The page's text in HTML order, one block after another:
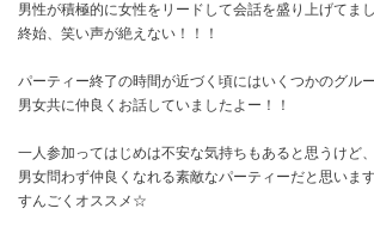
男性が積極的に女性をリードして会話を盛り上げてま
終始、笑い声が絶えない！！！
パーティー終了の時間が近づく頃にはいくつかのグル
男女共に仲良くお話していましたよー！！
一人参加ってはじめは不安な気持ちもあると思うけど、
男女問わず仲良くなれる素敵なパーティーだと思います
すんごくオススメ☆